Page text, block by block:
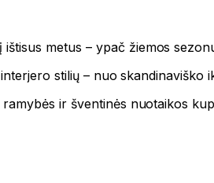
metus – ypač žiemos
stilių – nuo skandinaviško
ir šventinės nuotaikos